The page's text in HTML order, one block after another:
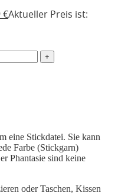
€Aktueller Preis ist:
eine Stickdatei. Sie kann
Farbe (Stickgarn)
Phantasie sind keine
oder Taschen, Kissen